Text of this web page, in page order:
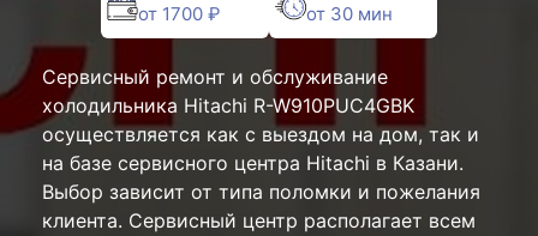
от 1700 ₽ от 30 мин
Сервисный ремонт и обслуживание
холодильника Hitachi R-W910PUC4GBK
осуществляется как с выездом на дом, так и
на базе сервисного центра Hitachi в Казани.
Выбор зависит от типа поломки и пожелания
клиента. Сервисный центр располагает всем